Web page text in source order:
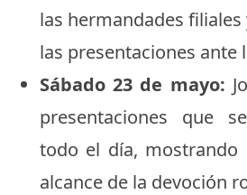
las hermandades
las presentaciones ante
Sábado 23 de mayo:
presentaciones que
todo el día, mostrando
alcance de la devoción